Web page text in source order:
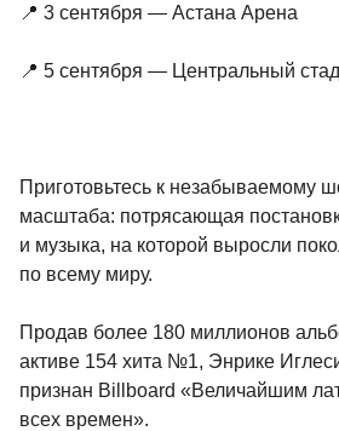
📍 3 сентября — Астана Арена
📍 5 сентября — Центральный
Приготовьтесь к незабываемому
масштаба: потрясающая
и музыка, на которой выросли
по всему миру.
Продав более 180 миллионов
активе 154 хита №1, Энрике
признан Billboard «Величайшим
всех времен».